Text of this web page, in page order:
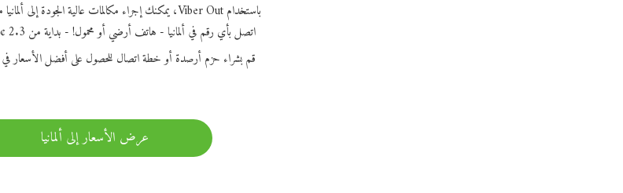
باستخدام Viber Out، يمكنك إجراء مكالمات عالية الجودة إلى ألمانيا من المملكة المتحدة.
اتصل بأي رقم في ألمانيا - هاتف أرضي أو محمول! - بداية من 2.3 ¢ فقط لكل دقيقة.
قم بشراء حزم أرصدة أو خطة اتصال للحصول على أفضل الأسعار في
عرض الأسعار إلى ألمانيا